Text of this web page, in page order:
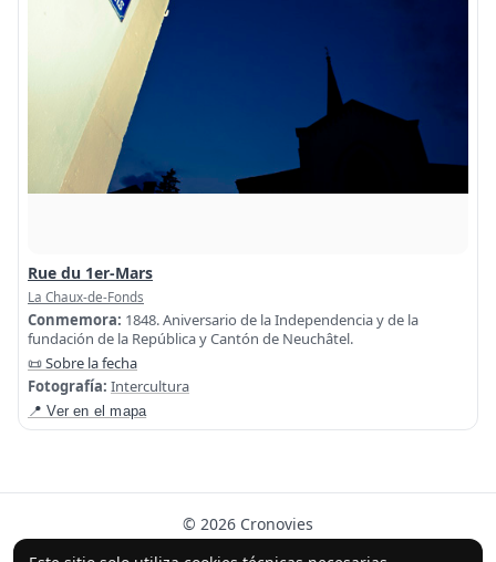
Rue du 1er-Mars
La Chaux-de-Fonds
Conmemora: 1848. Aniversario de la Independencia y de la
fundación de la República y Cantón de Neuchâtel.
📜 Sobre la fecha
Fotografía: Intercultura
📍 Ver en el mapa
© 2026 Cronovies
Historia en las calles · Desarrollado con la ayuda de IA